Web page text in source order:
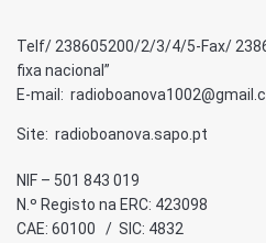
Telf/ 238605200/2/3/4/5-Fax/
fixa nacional”
E-mail:
Site: radioboanova.sapo.pt
NIF – 501 843 019
N.º Registo na ERC: 423098
CAE: 60100 / SIC: 4832